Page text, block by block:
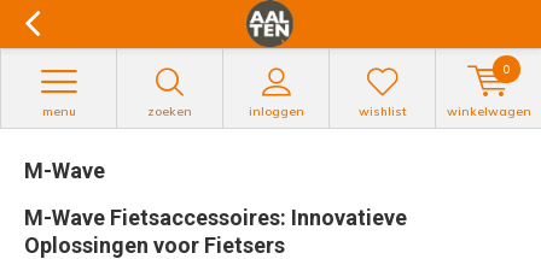
zoeken inloggen
menu wishlist winkelwagen
0
M-Wave
M-Wave Fietsaccessoires: Innovatieve
Oplossingen voor Fietsers